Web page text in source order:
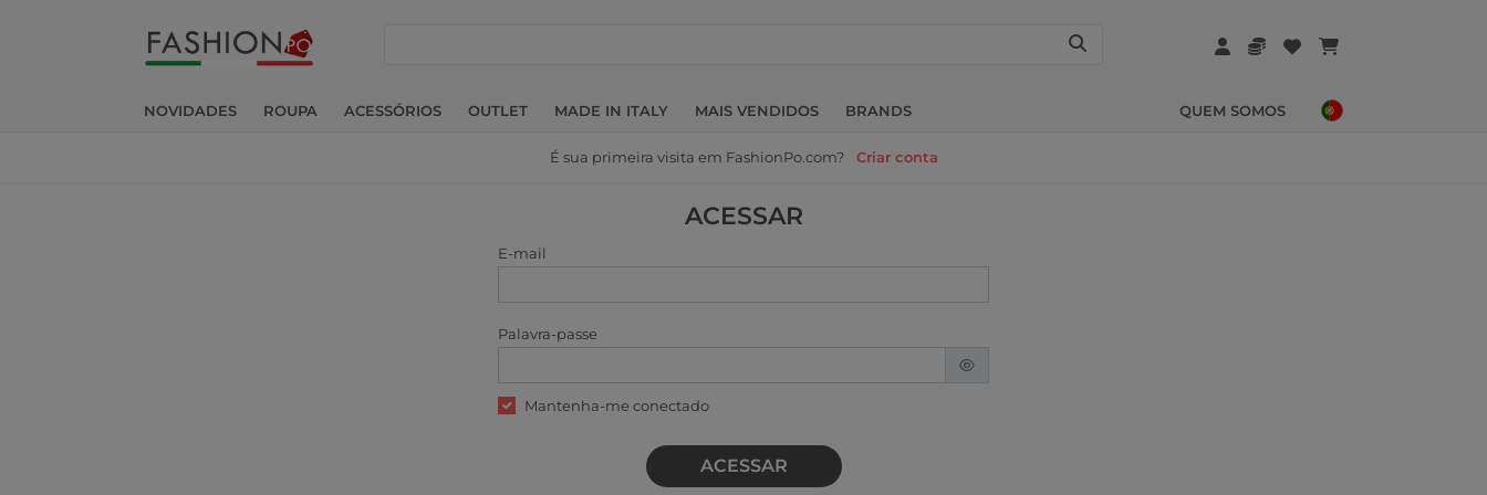
NOVIDADES ROUPA ACESSÓRIOS OUTLET MADE IN ITALY MAIS VENDIDOS BRANDS QUEM SOMOS
É sua primeira visita em FashionPo.com? Criar conta
ACESSAR
E-mail
Palavra-passe
Mantenha-me conectado
ACESSAR